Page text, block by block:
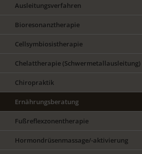
Ausleitungsverfahren
Bioresonanztherapie
Cellsymbiosistherapie
Chelattherapie (Schwermetallausleitung)
Chiropraktik
Ernährungsberatung
Fußreflexzonentherapie
Hormondrüsenmassage/-aktivierung